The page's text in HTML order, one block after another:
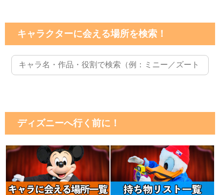
キャラクターに会える場所を検索！
ディズニーへ行く前に！